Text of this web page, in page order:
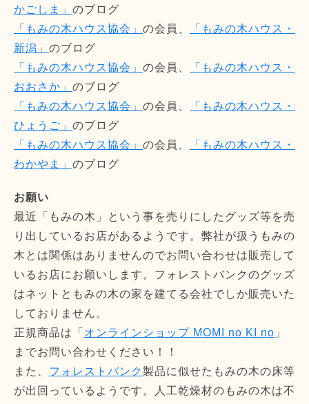
かごしま」 のブログ
「もみの木ハウス協会」 の会員、
「もみの木ハウス・
新潟」 のブログ
「もみの木ハウス協会」 の会員、
「もみの木ハウス・
おおさか」 のブログ
「もみの木ハウス協会」 の会員、
「もみの木ハウス・
ひょうご」 のブログ
「もみの木ハウス協会」 の会員、
「もみの木ハウス・
わかやま」 のブログ
お願い
最近「もみの木」という事を売りにしたグッズ等を売
り出しているお店があるようです。弊社が扱うもみの
木とは関係はありませんのでお問い合わせは販売して
いるお店にお願いします。フォレストバンクのグッズ
はネットともみの木の家を建てる会社でしか販売いた
しておりません。
正規商品は「 オンラインショップ MOMI no KI no 」
までお問い合わせください！！
また、 フォレストバンク製品に似せたもみの木の床等
が出回っているようです。人工乾燥材のもみの木は不